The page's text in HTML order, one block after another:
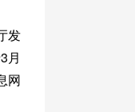
发
月
网